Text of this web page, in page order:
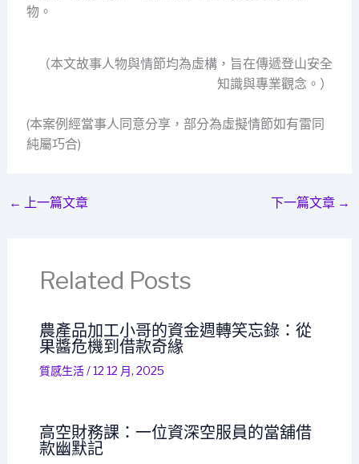
物。
（本文故事人物與情節均為虛構，旨在傳遞登山安全
知識與專業觀念。）
(本案例經當事人同意分享，部分為虛擬情節如有雷同
純屬巧合)
← 上一篇文章 下一篇文章 →
Related Posts
農產品加工小哥的資金週轉笑忘錄：從
果醬危機到借款奇緣
質感生活/12 12 月, 2025
高空財務課：一位資深空服員的當舖借
款幽默記